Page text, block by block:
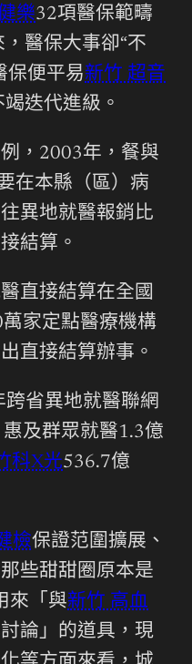
樂32項醫保範疇
醫保大事卻“不
保便平易新竹 超音
迭代進級。
，2003年，餐與
在本縣（區）病
異地就醫報銷比
結算。
直接結算在全國
家定點醫療機構
直接結算辦事。
省異地就醫聯網
及群眾就醫1.3億
科X光536.7億
檢保證范圍擴展、
些甜甜圈原本是
來「與新竹 高血
論」的道具，現